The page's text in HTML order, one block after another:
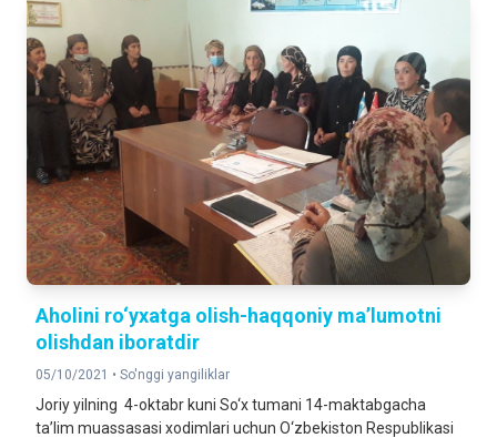
Аholini ro‘yxatga olish-haqqoniy ma’lumotni
olishdan iboratdir
05/10/2021 • So'nggi yangiliklar
Joriy yilning 4-oktabr kuni So‘x tumani 14-maktabgacha
ta’lim muassasasi xodimlari uchun O‘zbekiston Respublikasi